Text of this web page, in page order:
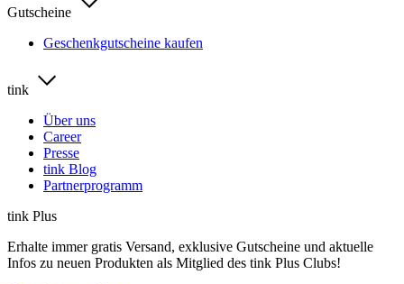
Gutscheine
Geschenkgutscheine kaufen
tink
Über uns
Career
Presse
tink Blog
Partnerprogramm
tink Plus
Erhalte immer gratis Versand, exklusive Gutscheine und aktuelle
Infos zu neuen Produkten als Mitglied des tink Plus Clubs!